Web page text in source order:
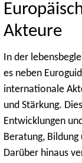
Akteure
In der
es neben
internationale
und Stärkung.
Entwicklungen
Beratung, Bildung
Darüber hinaus